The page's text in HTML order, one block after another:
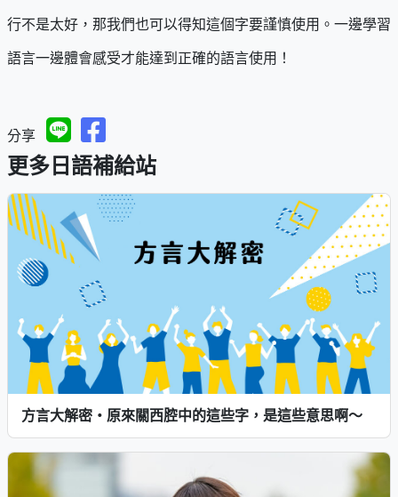
行不是太好，那我們也可以得知這個字要謹慎使用。一邊學習
語言一邊體會感受才能達到正確的語言使用！
分享
更多日語補給站
方言大解密・原來關西腔中的這些字，是這些意思啊～